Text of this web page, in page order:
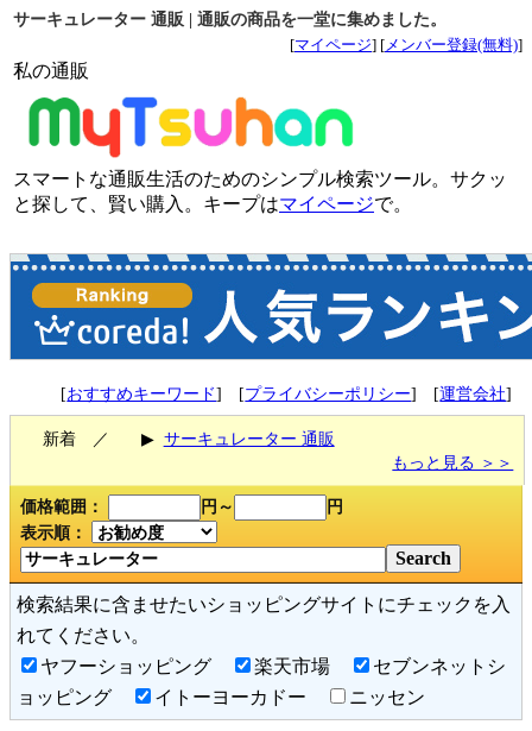
サーキュレーター 通販 | 通販の商品を一堂に集めました。
[マイページ] [メンバー登録(無料)]
私の通販
スマートな通販生活のためのシンプル検索ツール。サクッ
と探して、賢い購入。キープはマイページで。
[おすすめキーワード] [プライバシーポリシー] [運営会社]
新着 ／ ▶ サーキュレーター 通販
もっと見る ＞＞
価格範囲： 円～
円
表示順：
検索結果に含ませたいショッピングサイトにチェックを入
れてください。
ヤフーショッピング
楽天市場
セブンネットシ
ョッピング
イトーヨーカドー ニッセン